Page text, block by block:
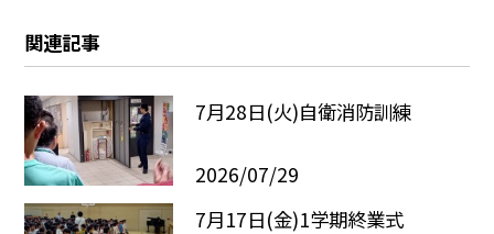
関連記事
7月28日(火)自衛消防訓練
2026/07/29
7月17日(金)1学期終業式